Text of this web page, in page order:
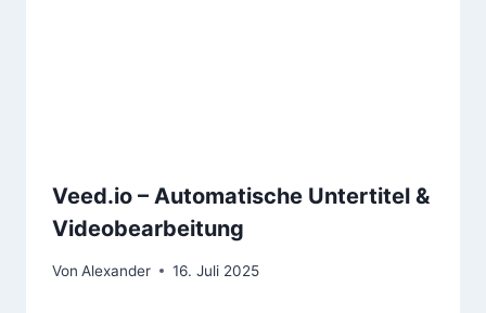
Veed.io – Automatische Untertitel &
Videobearbeitung
Von Alexander 16. Juli 2025